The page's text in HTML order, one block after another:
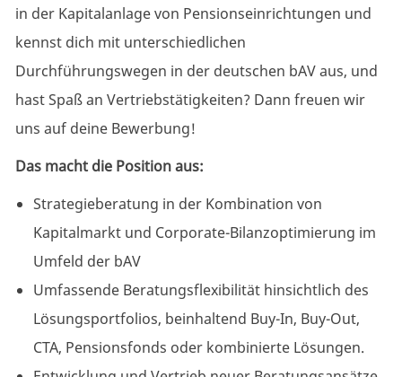
in der Kapitalanlage von Pensionseinrichtungen und
kennst dich mit unterschiedlichen
Durchführungswegen in der deutschen bAV aus, und
hast Spaß an Vertriebstätigkeiten? Dann freuen wir
uns auf deine Bewerbung!
Das macht die Position aus:
Strategieberatung in der Kombination von
Kapitalmarkt und Corporate-Bilanzoptimierung im
Umfeld der bAV
Umfassende Beratungsflexibilitäthinsichtlich des
Lösungsportfolios, beinhaltend Buy-In, Buy-Out,
CTA, Pensionsfonds oder kombinierte Lösungen.